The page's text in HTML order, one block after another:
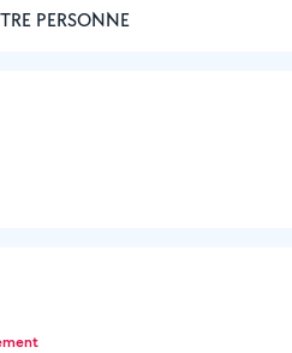
PERSONNE